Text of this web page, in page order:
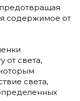
содержимое от
от света,
света,